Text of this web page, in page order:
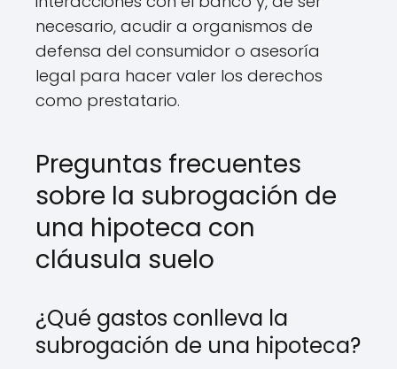
necesario, acudir a organismos de
defensa del consumidor o asesoría
legal para hacer valer los derechos
como prestatario.
Preguntas frecuentes
sobre la subrogación de
una hipoteca con
cláusula suelo
¿Qué gastos conlleva la
subrogación de una hipoteca?